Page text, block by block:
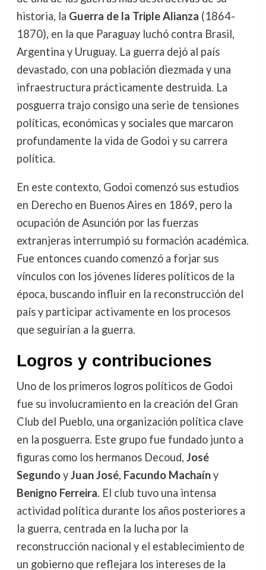
historia, la Guerra de la Triple Alianza (1864-
1870), en la que Paraguay luchó contra Brasil,
Argentina y Uruguay. La guerra dejó al país
devastado, con una población diezmada y una
infraestructura prácticamente destruida. La
posguerra trajo consigo una serie de tensiones
políticas, económicas y sociales que marcaron
profundamente la vida de Godoi y su carrera
política.
En este contexto, Godoi comenzó sus estudios
en Derecho en Buenos Aires en 1869, pero la
ocupación de Asunción por las fuerzas
extranjeras interrumpió su formación académica.
Fue entonces cuando comenzó a forjar sus
vínculos con los jóvenes líderes políticos de la
época, buscando influir en la reconstrucción del
país y participar activamente en los procesos
que seguirían a la guerra.
Logros y contribuciones
Uno de los primeros logros políticos de Godoi
fue su involucramiento en la creación del Gran
Club del Pueblo, una organización política clave
en la posguerra. Este grupo fue fundado junto a
figuras como los hermanos Decoud, José
SegundoyJuan José, Facundo Machaíny
Benigno Ferreira. El club tuvo una intensa
actividad política durante los años posteriores a
la guerra, centrada en la lucha por la
reconstrucción nacional y el establecimiento de
un gobierno que reflejara los intereses de la